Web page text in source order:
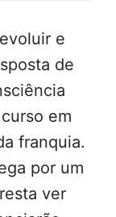
e
de
em
franquia.
por um
ver